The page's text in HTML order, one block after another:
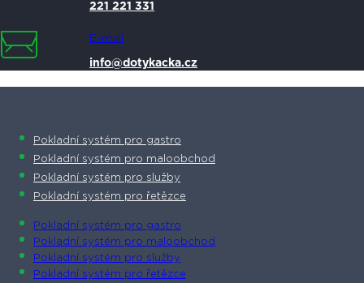
221 221 331
E-mail
info@dotykacka.cz
Pokladní systém pro gastro
Pokladní systém pro maloobchod
Pokladní systém pro služby
Pokladní systém pro řetězce
Pokladní systém pro gastro
Pokladní systém pro maloobchod
Pokladní systém pro služby
Pokladní systém pro řetězce